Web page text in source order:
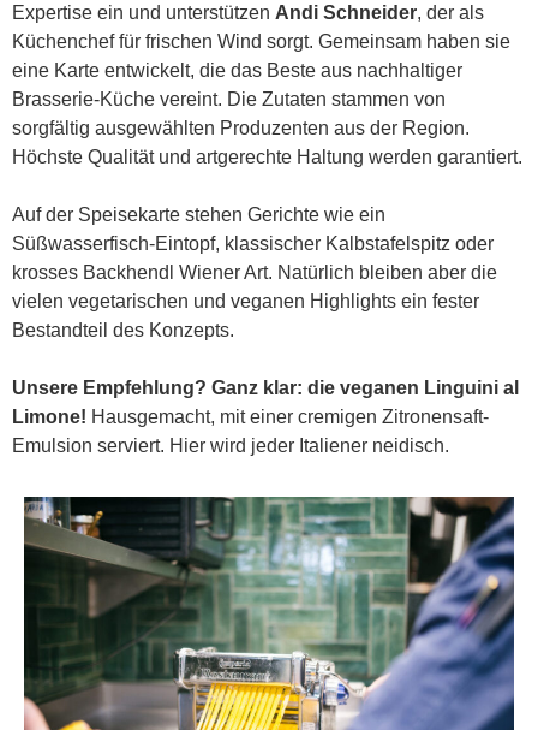
Expertise ein und unterstützen Andi Schneider, der als
Küchenchef für frischen Wind sorgt. Gemeinsam haben sie
eine Karte entwickelt, die das Beste aus nachhaltiger
Brasserie-Küche vereint. Die Zutaten stammen von
sorgfältig ausgewählten Produzenten aus der Region.
Höchste Qualität und artgerechte Haltung werden garantiert.
Auf der Speisekarte stehen Gerichte wie ein
Süßwasserfisch-Eintopf, klassischer Kalbstafelspitz oder
krosses Backhendl Wiener Art. Natürlich bleiben aber die
vielen vegetarischen und veganen Highlights ein fester
Bestandteil des Konzepts.
Unsere Empfehlung? Ganz klar: die veganen Linguini al
Limone! Hausgemacht, mit einer cremigen Zitronensaft-
Emulsion serviert. Hier wird jeder Italiener neidisch.